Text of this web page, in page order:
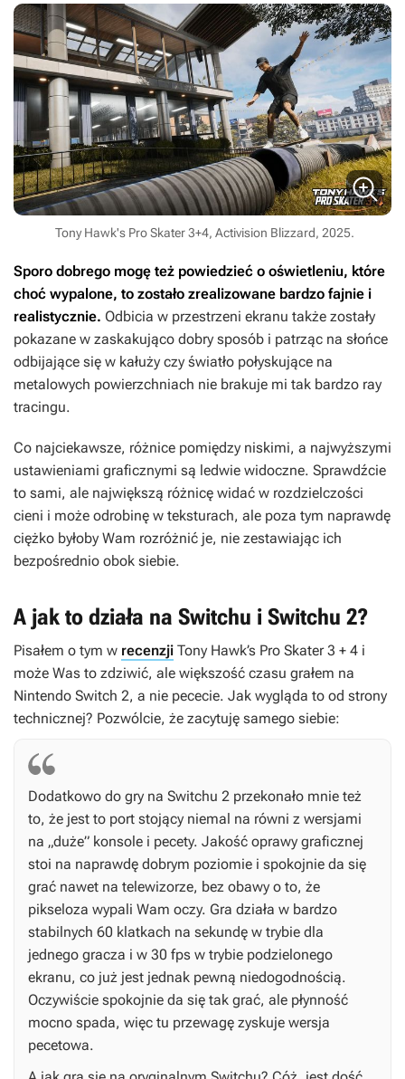
Tony Hawk's Pro Skater 3+4, Activision Blizzard, 2025.
Sporo dobrego mogę też powiedzieć o oświetleniu, które
choć wypalone, to zostało zrealizowane bardzo fajnie i
realistycznie. Odbicia w przestrzeni ekranu także zostały
pokazane w zaskakująco dobry sposób i patrząc na słońce
odbijające się w kałuży czy światło połyskujące na
metalowych powierzchniach nie brakuje mi tak bardzo ray
tracingu.
Co najciekawsze, różnice pomiędzy niskimi, a najwyższymi
ustawieniami graficznymi są ledwie widoczne. Sprawdźcie
to sami, ale największą różnicę widać w rozdzielczości
cieni i może odrobinę w teksturach, ale poza tym naprawdę
ciężko byłoby Wam rozróżnić je, nie zestawiając ich
bezpośrednio obok siebie.
A jak to działa na Switchu i Switchu 2?
Pisałem o tym w recenzji Tony Hawk’s Pro Skater 3 + 4 i
może Was to zdziwić, ale większość czasu grałem na
Nintendo Switch 2, a nie pececie. Jak wygląda to od strony
technicznej? Pozwólcie, że zacytuję samego siebie:
Dodatkowo do gry na Switchu 2 przekonało mnie też
to, że jest to port stojący niemal na równi z wersjami
na „duże” konsole i pecety. Jakość oprawy graficznej
stoi na naprawdę dobrym poziomie i spokojnie da się
grać nawet na telewizorze, bez obawy o to, że
pikseloza wypali Wam oczy. Gra działa w bardzo
stabilnych 60 klatkach na sekundę w trybie dla
jednego gracza i w 30 fps w trybie podzielonego
ekranu, co już jest jednak pewną niedogodnością.
Oczywiście spokojnie da się tak grać, ale płynność
mocno spada, więc tu przewagę zyskuje wersja
pecetowa.